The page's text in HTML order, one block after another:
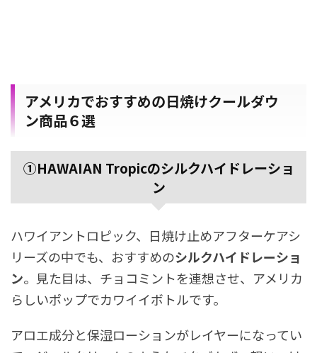
アメリカでおすすめの日焼けクールダウ
ン商品６選
①HAWAIAN Tropicのシルクハイドレーショ
ン
ハワイアントロピック、日焼け止めアフターケアシ
リーズの中でも、おすすめのシルクハイドレーショ
ン。見た目は、チョコミントを連想させ、アメリカ
らしいポップでカワイイボトルです。
アロエ成分と保湿ローションがレイヤーになってい